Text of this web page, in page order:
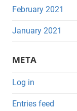
February 2021
January 2021
META
Log in
Entries feed